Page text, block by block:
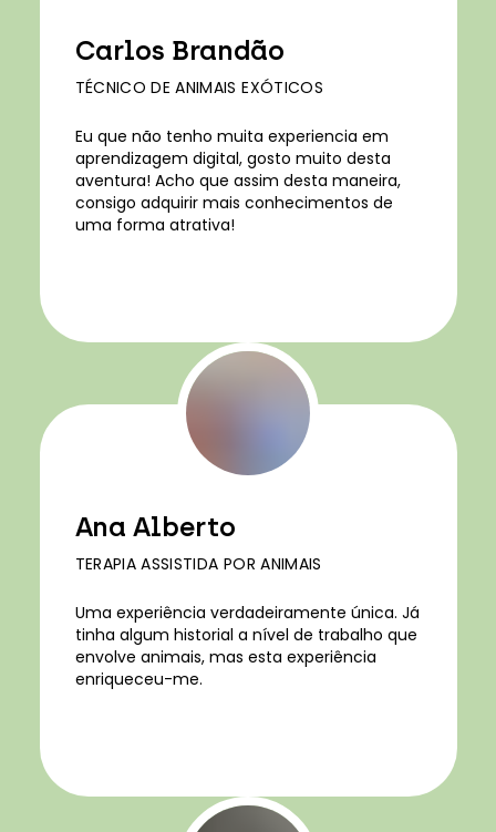
Carlos Brandão
TÉCNICO DE ANIMAIS EXÓTICOS
Eu que não tenho muita experiencia em
aprendizagem digital, gosto muito desta
aventura! Acho que assim desta maneira,
consigo adquirir mais conhecimentos de
uma forma atrativa!
Ana Alberto
TERAPIA ASSISTIDA POR ANIMAIS
Uma experiência verdadeiramente única. Já
tinha algum historial a nível de trabalho que
envolve animais, mas esta experiência
enriqueceu-me.